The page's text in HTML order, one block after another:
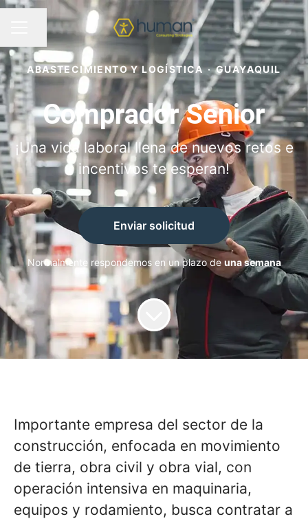
MENÚ DE EMPLEO
Compartir página
ABASTECIMIENTO Y LOGÍSTICA · GUAYAQUIL
Comprador Senior
¡Una vida laboral llena de nuevos retos e
incentivos te esperan!
Enviar solicitud
Normalmente respondemos en un plazo de una semana
Importante empresa del sector de la
construcción, enfocada en movimiento
de tierra, obra civil y obra vial, con
operación intensiva en maquinaria,
equipos y rodamiento, busca contratar a